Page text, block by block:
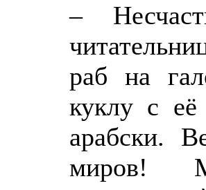
–
раб на
куклу с
арабски.
миров!